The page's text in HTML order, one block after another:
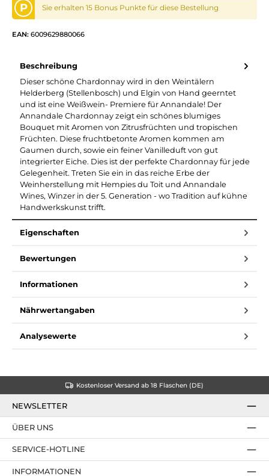
P Sie erhalten 15 Bonus Punkte für diese Bestellung
EAN: 6009629880066
Beschreibung
Dieser schöne Chardonnay wird in den Weintälern
Helderberg (Stellenbosch) und Elgin von Hand geerntet
und ist eine Weißwein- Premiere für Annandale! Der
Annandale Chardonnay zeigt ein schönes blumiges
Bouquet mit Aromen von Zitrusfrüchten und tropischen
Früchten. Diese fruchtbetonte Aromen kommen am
Gaumen durch, sowie ein feiner Vanilleduft von gut
integrierter Eiche. Dies ist der perfekte Chardonnay für jede
Gelegenheit. Treten Sie ein in das reiche Erbe der
Weinherstellung mit Hempies du Toit und Annandale
Wines, Winzer in der 5. Generation - wo Tradition auf kühne
Handwerkskunst trifft.
Eigenschaften
Bewertungen
Informationen
Nährwertangaben
Analysewerte
Kostenloser Versand ab 18 Flaschen (DE)
NEWSLETTER
SERVICE-HOTLINE
ÜBER UNS
INFORMATIONEN